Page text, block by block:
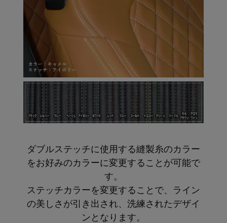
ダブルステッチに使用する縫製糸のカラー
をお好みのカラーに変更することが可能で
す。
ステッチカラーを変更することで、ライン
の美しさが引き出され、洗練されたデザイ
ンとなります。